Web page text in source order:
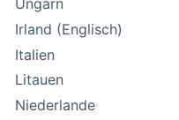
Ungarn
Irland (Englisch)
Italien
Litauen
Niederlande